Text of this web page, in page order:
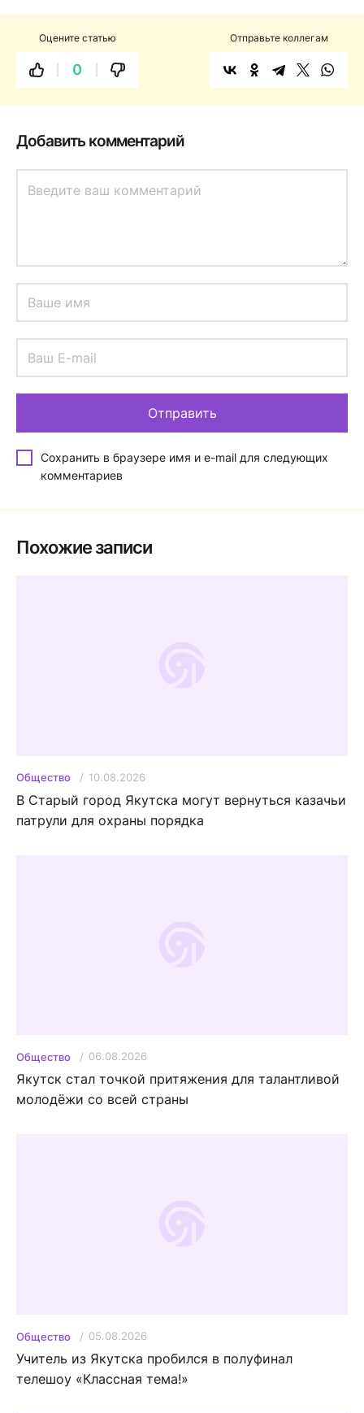
Оцените статью
0
Отправьте коллегам
Добавить комментарий
Сохранить в браузере имя и e-mail для следующих
комментариев
Похожие записи
Общество 10.08.2026
В Старый город Якутска могут вернуться казачьи
патрули для охраны порядка
Общество 06.08.2026
Якутск стал точкой притяжения для талантливой
молодёжи со всей страны
Общество 05.08.2026
Учитель из Якутска пробился в полуфинал
телешоу «Классная тема!»